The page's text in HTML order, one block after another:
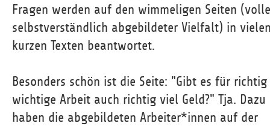
Fragen werden auf den wimmeligen Seiten
selbstverständlich abgebildeter Vielfalt) in
kurzen Texten beantwortet.
Besonders schön ist die Seite: "Gibt es für richtig
wichtige Arbeit auch richtig viel Geld?" Tja. Dazu
haben die abgebildeten Arbeiter*innen auf der